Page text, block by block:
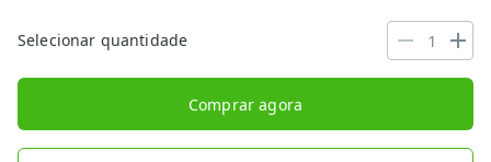
Selecionar quantidade
Comprar agora